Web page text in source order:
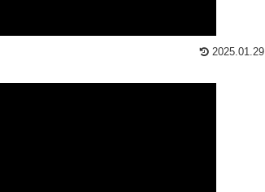
2025.01.29